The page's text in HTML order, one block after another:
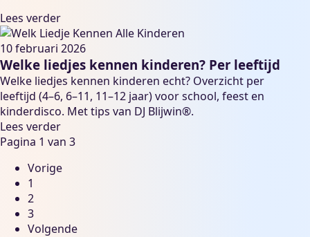
Lees verder
10 februari 2026
Welke liedjes kennen kinderen? Per leeftijd
Welke liedjes kennen kinderen echt? Overzicht per
leeftijd (4–6, 6–11, 11–12 jaar) voor school, feest en
kinderdisco. Met tips van DJ Blijwin®.
Lees verder
Pagina 1 van 3
Vorige
1
2
3
Volgende